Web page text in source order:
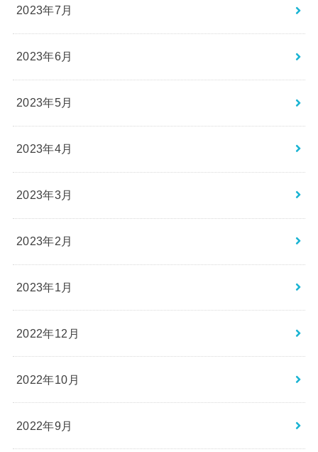
2023年7月
2023年6月
2023年5月
2023年4月
2023年3月
2023年2月
2023年1月
2022年12月
2022年10月
2022年9月